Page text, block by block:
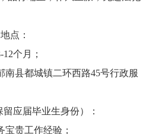
点：
个月；
县都城镇二环西路45号行政服
应届毕业生身份）：
贵工作经验；